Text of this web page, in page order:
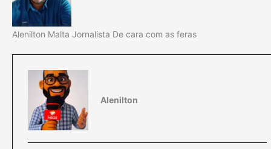
Alenilton Malta Jornalista De cara com as feras
Alenilton